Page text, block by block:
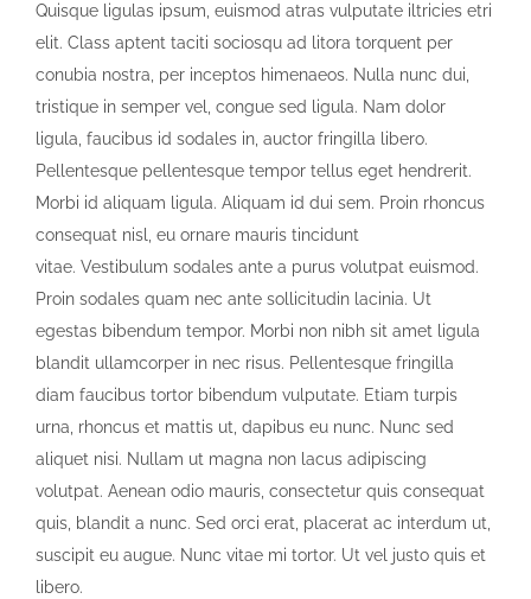
Quisque ligulas ipsum, euismod atras vulputate iltricies etri
elit. Class aptent taciti sociosqu ad litora torquent per
conubia nostra, per inceptos himenaeos. Nulla nunc dui,
tristique in semper vel, congue sed ligula. Nam dolor
ligula, faucibus id sodales in, auctor fringilla libero.
Pellentesque pellentesque tempor tellus eget hendrerit.
Morbi id aliquam ligula. Aliquam id dui sem. Proin rhoncus
consequat nisl, eu ornare mauris tincidunt
vitae. Vestibulum sodales ante a purus volutpat euismod.
Proin sodales quam nec ante sollicitudin lacinia. Ut
egestas bibendum tempor. Morbi non nibh sit amet ligula
blandit ullamcorper in nec risus. Pellentesque fringilla
diam faucibus tortor bibendum vulputate. Etiam turpis
urna, rhoncus et mattis ut, dapibus eu nunc. Nunc sed
aliquet nisi. Nullam ut magna non lacus adipiscing
volutpat. Aenean odio mauris, consectetur quis consequat
quis, blandit a nunc. Sed orci erat, placerat ac interdum ut,
suscipit eu augue. Nunc vitae mi tortor. Ut vel justo quis et
libero.